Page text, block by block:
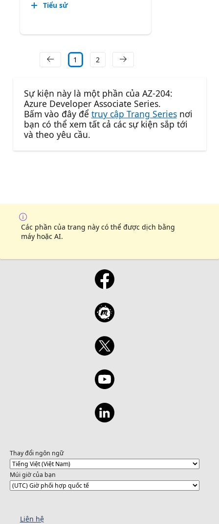
Tiểu sử
1 2
Sự kiện này là một phần của AZ-204:
Azure Developer Associate Series.
Bấm vào đây để truy cập Trang Seriesnơi
bạn có thể xem tất cả các sự kiện sắp tới
và theo yêu cầu.
Các phần của trang này có thể được dịch bằng
máy hoặc AI.
Thay đổi ngôn ngữ
Múi giờ của bạn
Liên hệ